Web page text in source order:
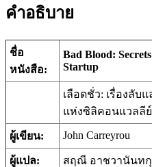
คำอธิบาย
ชื่อ
หนังสือ:
Bad Blood:
Startup
เลือดชั่ว: เรื่องลับ
แห่งซิลิคอนแวลลีย์
ผู้เขียน: John Carreyrou
ผู้แปล: สฤณี อาชวานันท